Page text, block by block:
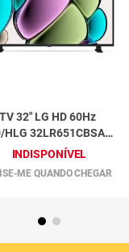
32" LG HD 60Hz
HLG 32LR651CBSA
INDISPONÍVEL
ME QUANDO CHEGAR